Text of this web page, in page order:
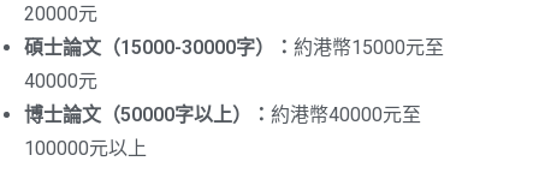
20000元
碩士論文（15000-30000字）： 約港幣15000元至
40000元
博士論文（50000字以上）： 約港幣40000元至
100000元以上